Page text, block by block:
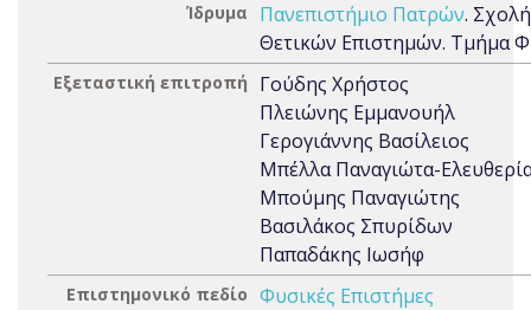
Ίδρυμα Πανεπιστήμιο Πατρών. Σχολή
Θετικών Επιστημών. Τμήμα
Εξεταστική επιτροπή
Γούδης Χρήστος
Πλειώνης Εμμανουήλ
Γερογιάννης Βασίλειος
Μπέλλα Παναγιώτα-
Μπούμης Παναγιώτης
Βασιλάκος Σπυρίδων
Παπαδάκης Ιωσήφ
Επιστημονικό πεδίο Φυσικές Επιστήμες